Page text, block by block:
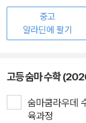
중고
알라딘에 팔기
고등 숨마 수학
숨마쿰라우데
육과정